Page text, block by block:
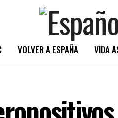
VOLVER A ESPAÑA VIDA